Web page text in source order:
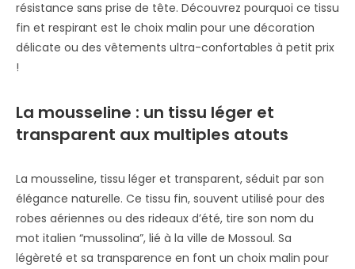
résistance sans prise de tête. Découvrez pourquoi ce tissu
fin et respirant est le choix malin pour une décoration
délicate ou des vêtements ultra-confortables à petit prix
!
La mousseline : un tissu léger et
transparent aux multiples atouts
La mousseline, tissu léger et transparent, séduit par son
élégance naturelle. Ce tissu fin, souvent utilisé pour des
robes aériennes ou des rideaux d’été, tire son nom du
mot italien “mussolina”, lié à la ville de Mossoul. Sa
légèreté et sa transparence en font un choix malin pour